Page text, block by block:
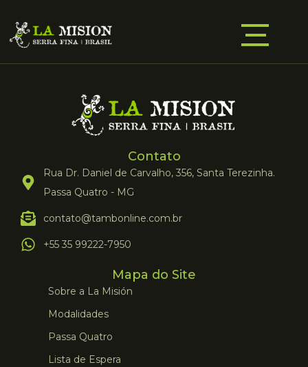
Contato
Rua Dr. Daniel de Carvalho, 356, Santa Terezinha.
Passa Quatro - MG
contato@tambonline.com.br
+55 35 99222-7950
Mapa do Site
Sobre a La Misión
Modalidades
Passa Quatro
Lista de Espera